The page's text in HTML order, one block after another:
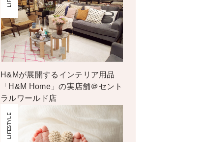
H&Mが展開するインテリア用品
「H&M Home」の実店舗＠セント
ラルワールド店
LIFESTYLE